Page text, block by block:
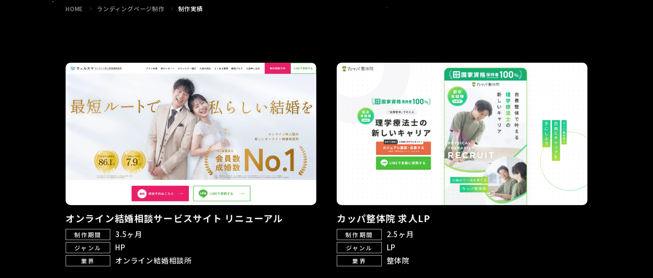
HOME ランディングページ制作 制作実績
オンライン結婚相談サービスサイト リニューアル
制作期間 3.5ヶ月
ジャンル HP
業界 オンライン結婚相談所
カッパ整体院 求人LP
制作期間 2.5ヶ月
ジャンル LP
業界 整体院